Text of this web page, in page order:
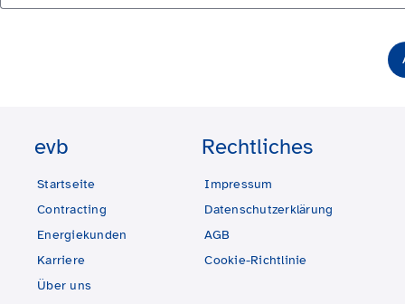
evb
Startseite
Contracting
Energiekunden
Karriere
Über uns
Rechtliches
Impressum
Datenschutzerklärung
AGB
Cookie-Richtlinie